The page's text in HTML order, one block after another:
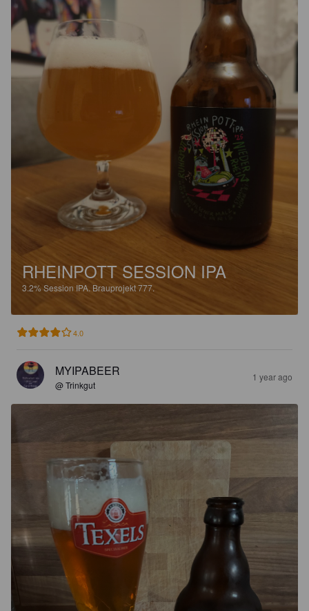
RHEINPOTT SESSION IPA
3.2%Session IPA. Brauprojekt 777.
4.0
MYIPABEER
@ Trinkgut
1 year ago